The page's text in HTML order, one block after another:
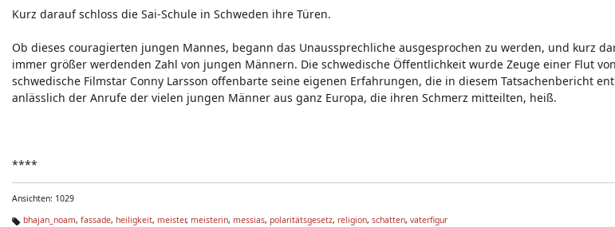
Kurz darauf schloss die Sai-Schule in Schweden ihre Türen.
Ob dieses couragierten jungen Mannes, begann das Unaussprechliche ausgesprochen zu werden, und kurz
immer größer werdenden Zahl von jungen Männern. Die schwedische Öffentlichkeit wurde Zeuge einer Flut
schwedische Filmstar Conny Larsson offenbarte seine eigenen Erfahrungen, die in diesem Tatsachenbericht
anlässlich der Anrufe der vielen jungen Männer aus ganz Europa, die ihren Schmerz mitteilten, heiß.
****
Ansichten: 1029
bhajan_noam, fassade, heiligkeit, meister, meisterin, messias, polaritätsgesetz, religion, schatten, vaterfigur